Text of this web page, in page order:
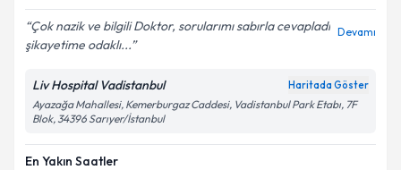
Kişisel verilerimin işlenmesine ilişkin
kapsamda işlenmesini kabul ediyorum.
Takvim Talebini Gönder
Çok nazik ve bilgili Doktor, sorularımı sabırla cevapladı
şikayetime odaklı...
Devamı
Liv Hospital Vadistanbul Haritada Göster
Ayazağa Mahallesi, Kemerburgaz Caddesi, Vadistanbul Park Etabı, 7F
Blok, 34396 Sarıyer/İstanbul
En Yakın Saatler